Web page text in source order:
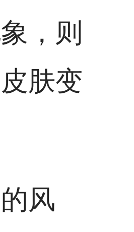
，则
肤变
风